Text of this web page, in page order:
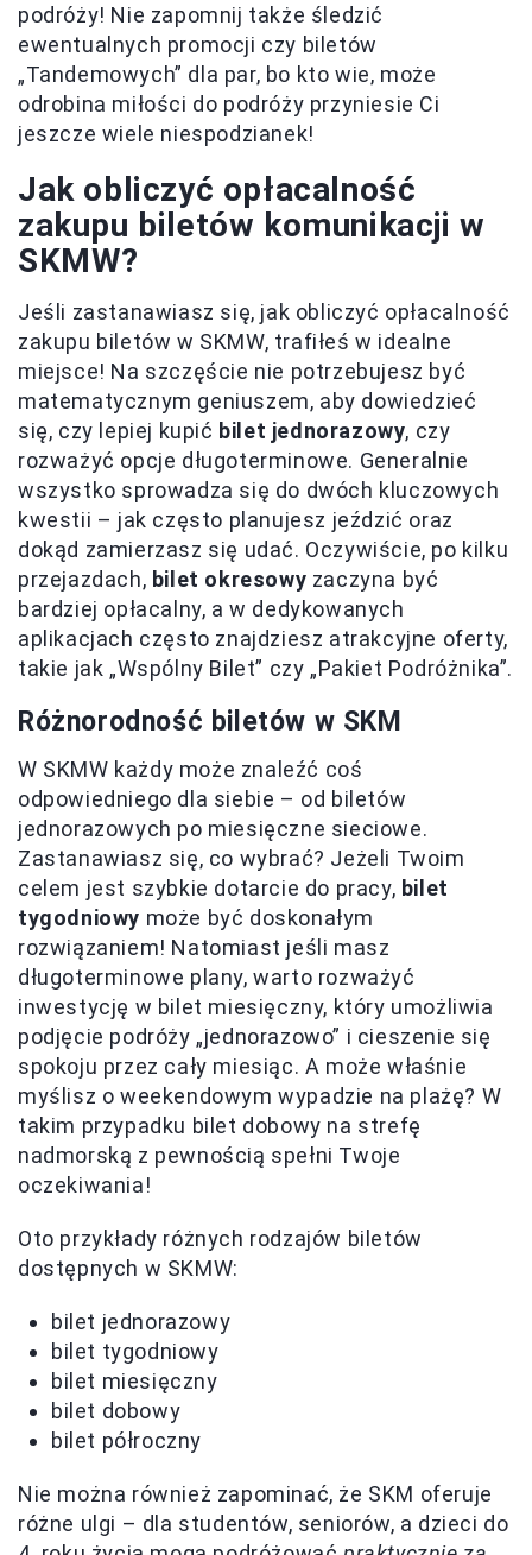
podróży! Nie zapomnij także śledzić
ewentualnych promocji czy biletów
„Tandemowych” dla par, bo kto wie, może
odrobina miłości do podróży przyniesie Ci
jeszcze wiele niespodzianek!
Jak obliczyć opłacalność
zakupu biletów komunikacji w
SKMW?
Jeśli zastanawiasz się, jak obliczyć opłacalność
zakupu biletów w SKMW, trafiłeś w idealne
miejsce! Na szczęście nie potrzebujesz być
matematycznym geniuszem, aby dowiedzieć
się, czy lepiej kupić bilet jednorazowy, czy
rozważyć opcje długoterminowe. Generalnie
wszystko sprowadza się do dwóch kluczowych
kwestii – jak często planujesz jeździć oraz
dokąd zamierzasz się udać. Oczywiście, po kilku
przejazdach, bilet okresowy zaczyna być
bardziej opłacalny, a w dedykowanych
aplikacjach często znajdziesz atrakcyjne oferty,
takie jak „Wspólny Bilet” czy „Pakiet Podróżnika”.
Różnorodność biletów w SKM
W SKMW każdy może znaleźć coś
odpowiedniego dla siebie – od biletów
jednorazowych po miesięczne sieciowe.
Zastanawiasz się, co wybrać? Jeżeli Twoim
celem jest szybkie dotarcie do pracy, bilet
tygodniowy może być doskonałym
rozwiązaniem! Natomiast jeśli masz
długoterminowe plany, warto rozważyć
inwestycję w bilet miesięczny, który umożliwia
podjęcie podróży „jednorazowo” i cieszenie się
spokoju przez cały miesiąc. A może właśnie
myślisz o weekendowym wypadzie na plażę? W
takim przypadku bilet dobowy na strefę
nadmorską z pewnością spełni Twoje
oczekiwania!
Oto przykłady różnych rodzajów biletów
dostępnych w SKMW:
bilet jednorazowy
bilet tygodniowy
bilet miesięczny
bilet dobowy
bilet półroczny
Nie można również zapominać, że SKM oferuje
różne ulgi – dla studentów, seniorów, a dzieci do